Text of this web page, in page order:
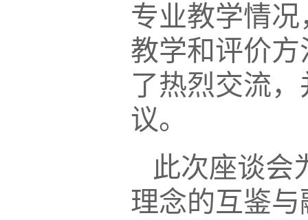
专业教学情
教学和评价
了热烈交流
议。
此次座谈会
理念的互鉴